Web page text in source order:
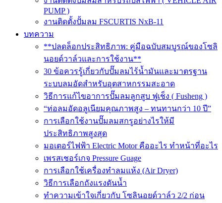
PUMP )
งานติดตั้งปั้มลม FSCURTIS NxB-11
บทความ
**ปลดล็อกประสิทธิภาพ: คู่มือฉบับสมบูรณ์ของโซลิ
นอยด์วาล์วและการใช้งาน**
30 ข้อควรรู้เกี่ยวกับปั๊มลมไร้น้ำมันและมาตรฐาน
ระบบลมอัดสำหรับอุตสาหกรรมสะอาด
วิธีการแก้ไขอาการปั๊มลมลูกสูบ ฟูเช็ง ( Fusheng )
“ท่อลมอัดอลูเนียมคุณภาพสูง – ทนทานกว่า 10 ปี”
การเลือกใช้งานปั๊มลมสกรูอย่างไรให้มี
ประสิทธิภาพสูงสุด
มอเตอร์ไฟฟ้า Electric Motor คืออะไร ทำหน้าที่อะไร
เพรสเชอร์เกจ Pressure Guage
การเลือกใช้เครื่องทำลมแห้ง (Air Dryer)
วิธีการเลือกถังแรงดันน้ำ
ทำความเข้าใจเกี่ยวกับ โซลินอยด์วาล์ว 2/2 ก่อน